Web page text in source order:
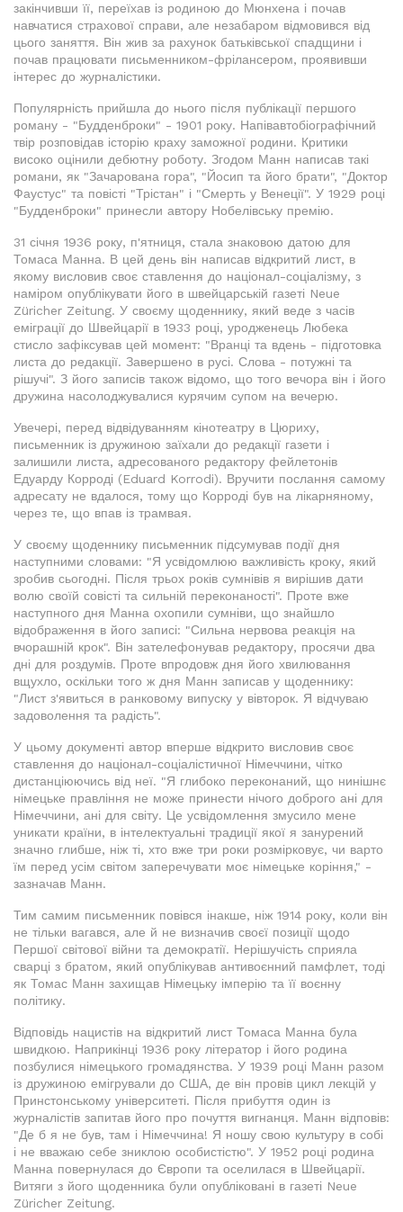
закінчивши її, переїхав із родиною до Мюнхена і почав
навчатися страхової справи, але незабаром відмовився від
цього заняття. Він жив за рахунок батьківської спадщини і
почав працювати письменником-фрілансером, проявивши
інтерес до журналістики.
Популярність прийшла до нього після публікації першого
роману - "Будденброки" - 1901 року. Напівавтобіографічний
твір розповідав історію краху заможної родини. Критики
високо оцінили дебютну роботу. Згодом Манн написав такі
романи, як "Зачарована гора", "Йосип та його брати", "Доктор
Фаустус" та повісті "Трістан" і "Смерть у Венеції". У 1929 році
"Будденброки" принесли автору Нобелівську премію.
31 січня 1936 року, п'ятниця, стала знаковою датою для
Томаса Манна. В цей день він написав відкритий лист, в
якому висловив своє ставлення до націонал-соціалізму, з
наміром опублікувати його в швейцарській газеті Neue
Züricher Zeitung. У своєму щоденнику, який веде з часів
еміграції до Швейцарії в 1933 році, уродженець Любека
стисло зафіксував цей момент: "Вранці та вдень - підготовка
листа до редакції. Завершено в русі. Слова - потужні та
рішучі". З його записів також відомо, що того вечора він і його
дружина насолоджувалися курячим супом на вечерю.
Увечері, перед відвідуванням кінотеатру в Цюриху,
письменник із дружиною заїхали до редакції газети і
залишили листа, адресованого редактору фейлетонів
Едуарду Корроді (Eduard Korrodi). Вручити послання самому
адресату не вдалося, тому що Корроді був на лікарняному,
через те, що впав із трамвая.
У своєму щоденнику письменник підсумував події дня
наступними словами: "Я усвідомлюю важливість кроку, який
зробив сьогодні. Після трьох років сумнівів я вирішив дати
волю своїй совісті та сильній переконаності". Проте вже
наступного дня Манна охопили сумніви, що знайшло
відображення в його записі: "Сильна нервова реакція на
вчорашній крок". Він зателефонував редактору, просячи два
дні для роздумів. Проте впродовж дня його хвилювання
вщухло, оскільки того ж дня Манн записав у щоденнику:
"Лист з'явиться в ранковому випуску у вівторок. Я відчуваю
задоволення та радість".
У цьому документі автор вперше відкрито висловив своє
ставлення до націонал-соціалістичної Німеччини, чітко
дистанціюючись від неї. "Я глибоко переконаний, що нинішнє
німецьке правління не може принести нічого доброго ані для
Німеччини, ані для світу. Це усвідомлення змусило мене
уникати країни, в інтелектуальні традиції якої я занурений
значно глибше, ніж ті, хто вже три роки розмірковує, чи варто
їм перед усім світом заперечувати моє німецьке коріння," -
зазначав Манн.
Тим самим письменник повівся інакше, ніж 1914 року, коли він
не тільки вагався, але й не визначив своєї позиції щодо
Першої світової війни та демократії. Нерішучість сприяла
сварці з братом, який опублікував антивоєнний памфлет, тоді
як Томас Манн захищав Німецьку імперію та її воєнну
політику.
Відповідь нацистів на відкритий лист Томаса Манна була
швидкою. Наприкінці 1936 року літератор і його родина
позбулися німецького громадянства. У 1939 році Манн разом
із дружиною емігрували до США, де він провів цикл лекцій у
Принстонському університеті. Після прибуття один із
журналістів запитав його про почуття вигнанця. Манн відповів:
"Де б я не був, там і Німеччина! Я ношу свою культуру в собі
і не вважаю себе зниклою особистістю". У 1952 році родина
Манна повернулася до Європи та оселилася в Швейцарії.
Витяги з його щоденника були опубліковані в газеті Neue
Züricher Zeitung.